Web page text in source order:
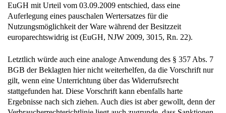
EuGH mit Urteil vom 03.09.2009 entschied, dass eine
Auferlegung eines pauschalen Wertersatzes für die
Nutzungsmöglichkeit der Ware während der Besitzzeit
europarechtswidrig ist (EuGH, NJW 2009, 3015, Rn. 22).
Letztlich würde auch eine analoge Anwendung des § 357 Abs. 7
BGB der Beklagten hier nicht weiterhelfen, da die Vorschrift nur
gilt, wenn eine Unterrichtung über das Widerrufsrecht
stattgefunden hat. Diese Vorschrift kann ebenfalls harte
Ergebnisse nach sich ziehen. Auch dies ist aber gewollt, denn der